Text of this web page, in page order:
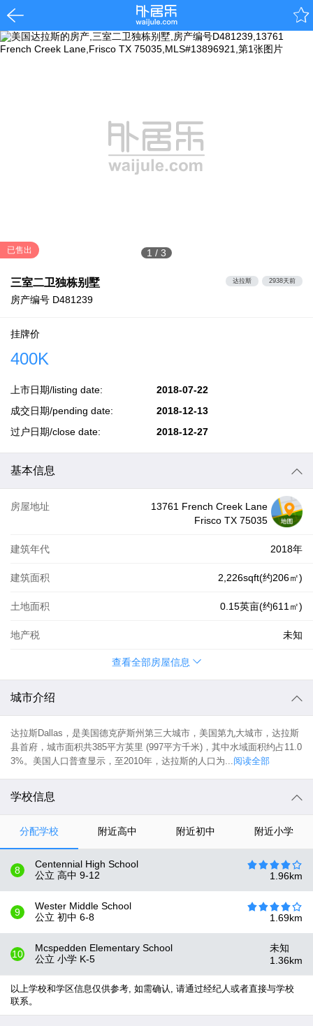
1 / 3
已售出
三室二卫独栋别墅
房产编号 D481239
达拉斯 2938天前
挂牌价
400K
上市日期/listing date:
成交日期/pending date:
过户日期/close date:
2018-07-22
2018-12-13
2018-12-27
基本信息
房屋地址
13761 French Creek Lane
Frisco TX 75035
建筑年代 2018年
建筑面积 2,226sqft(约206㎡)
土地面积 0.15英亩(约611㎡)
地产税 未知
查看全部房屋信息
城市介绍
达拉斯Dallas，是美国德克萨斯州第三大城市，美国第九大城市，达拉斯
县首府，城市面积共385平方英里 (997平方千米)，其中水域面积约占11.0
3%。美国人口普查显示，至2010年，达拉斯的人口为...阅读全部
学校信息
分配学校 附近高中 附近初中 附近小学
8
Centennial High School
公立 高中 9-12 1.96km
9
Wester Middle School
公立 初中 6-8 1.69km
10
Mcspedden Elementary School
公立 小学 K-5
未知
1.36km
以上学校和学区信息仅供参考, 如需确认, 请通过经纪人或者直接与学校
联系。